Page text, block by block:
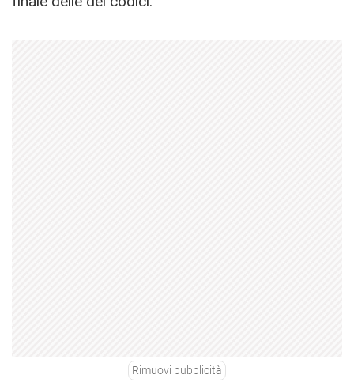
Rimuovi pubblicità